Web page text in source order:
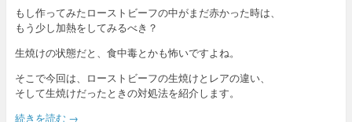
もし作ってみたローストビーフの中がまだ赤かった時は、
もう少し加熱をしてみるべき？
生焼けの状態だと、食中毒とかも怖いですよね。
そこで今回は、ローストビーフの生焼けとレアの違い、
そして生焼けだったときの対処法を紹介します。
続きを読む →